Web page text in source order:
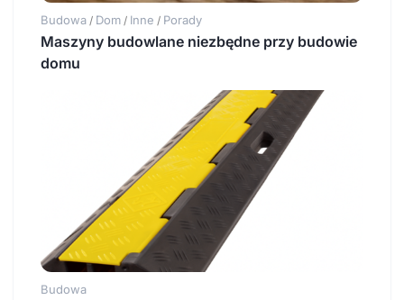
Budowa / Dom / Inne / Porady
Maszyny budowlane niezbędne przy budowie
domu
Budowa